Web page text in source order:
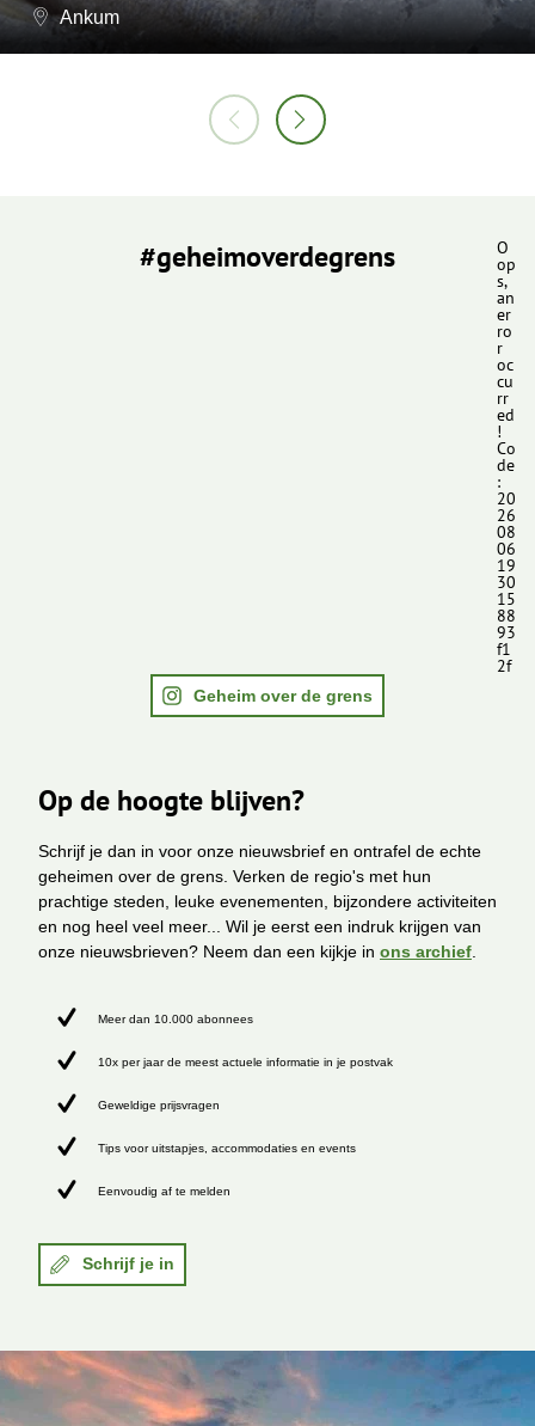
Ankum
#geheimoverdegrens O
op
s,
an
er
ro
r
oc
cu
rr
ed
!
Co
de
:
20
26
08
06
19
30
15
88
93
f1
2f
Geheim over de grens
Op de hoogte blijven?
Schrijf je dan in voor onze nieuwsbrief en ontrafel de echte
geheimen over de grens. Verken de regio's met hun
prachtige steden, leuke evenementen, bijzondere activiteiten
en nog heel veel meer... Wil je eerst een indruk krijgen van
onze nieuwsbrieven? Neem dan een kijkje in ons archief
Meer dan 10.000 abonnees
10x per jaar de meest actuele informatie in je postvak
Geweldige prijsvragen
Tips voor uitstapjes, accommodaties en events
Eenvoudig af te melden
Schrijf je in